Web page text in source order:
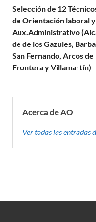
Selección de 12
de Orientación laboral
Aux.Administrativo
de de los Gazules,
San Fernando, Arcos de
Frontera y Villamartín)
Acerca de AO
Ver todas las entradas